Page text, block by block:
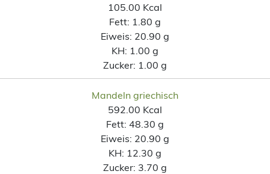
105.00 Kcal
Fett: 1.80 g
Eiweis: 20.90 g
KH: 1.00 g
Zucker: 1.00 g
Mandeln griechisch
592.00 Kcal
Fett: 48.30 g
Eiweis: 20.90 g
KH: 12.30 g
Zucker: 3.70 g